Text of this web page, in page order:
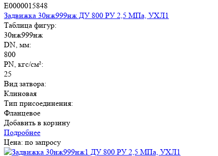
E0000015848
Задвижка 30нж999нж ДУ 800 РУ 2,5 МПа, УХЛ1
Таблица фигур:
30нж999нж
DN, мм:
800
PN, кгс/см²:
25
Вид затвора:
Клиновая
Тип присоединения:
Фланцевое
Добавить в корзину
Подробнее
Цена: по запросу